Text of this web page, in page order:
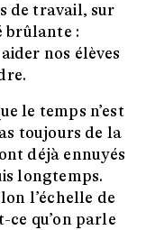
de travail, sur
brûlante :
nos élèves
le temps n’est
toujours de la
déjà ennuyés
longtemps.
l’échelle de
ce qu’on parle